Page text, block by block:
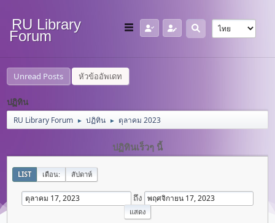
RU Library
Forum
Unread Posts หัวข้ออัพเดท
ปฏิทิน
RU Library Forum ► ปฏิทิน ► ตุลาคม 2023
ปฏิทินเร็วๆ นี้
LIST เดือน: สัปดาห์
ถึง